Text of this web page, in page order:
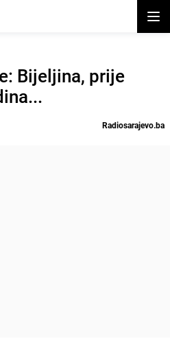
Bijeljina, prije
Radiosarajevo.ba